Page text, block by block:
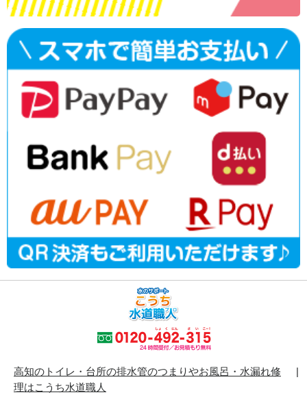
高知のトイレ・台所の排水管のつまりやお風呂・水漏れ修
理はこうち水道職人